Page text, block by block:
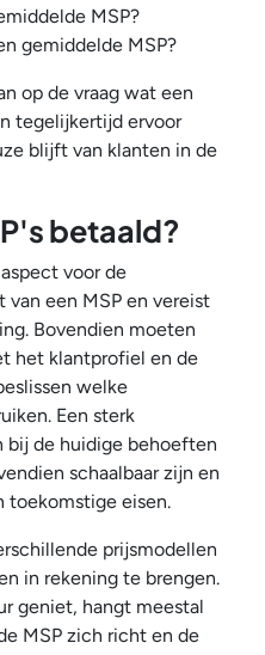
MSP?
gemiddelde MSP?
op de vraag wat een
tegelijkertijd ervoor
blijft van klanten in de
betaald?
voor de
een MSP en vereist
Bovendien moeten
het klantprofiel en de
welke
Een sterk
bij de huidige behoeften
schaalbaar zijn en
toekomstige eisen.
prijsmodellen
in rekening te brengen.
geniet, hangt meestal
MSP zich richt en de